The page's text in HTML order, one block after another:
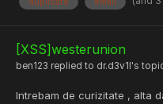
[XSS]westerunion
ben123 replied to dr.d3v1l 's
Intrebam de curizitate , alta